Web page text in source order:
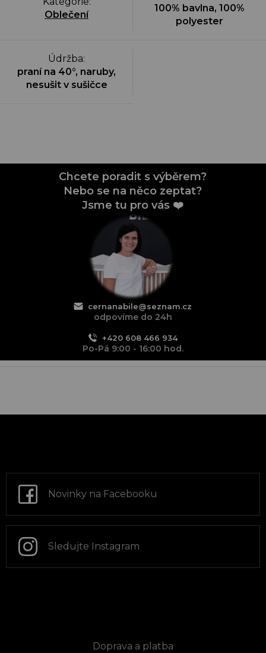
Oblečení
100% bavlna, 100%
polyester
Údržba:
praní na 40°, naruby,
nesušit v sušičce
Chcete poradit s výběrem?
Nebo se na něco zeptat?
Jsme tu pro vás ❤️
cernanabile@seznam.cz
odpovíme do 24h
+420 608 466 934
Po-Pá 9:00 - 16:00 hod.
a
Novinky na Facebooku
Sledujte Instagram
Doprava a platba